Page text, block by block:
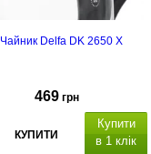
Чайник Delfa DK 2650 X
469 грн
КУПИТИ
Купити
в 1 клік